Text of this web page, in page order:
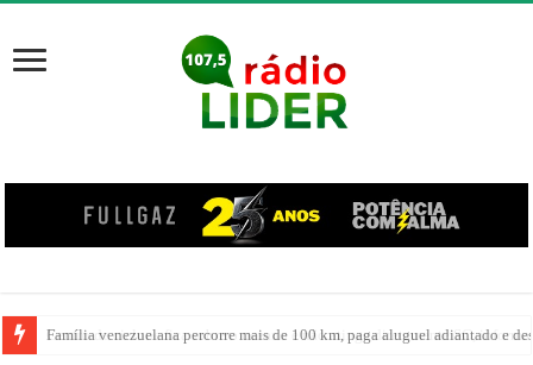
Centro de ciclone fica sobre o oceano e não atinge diretamente SC,